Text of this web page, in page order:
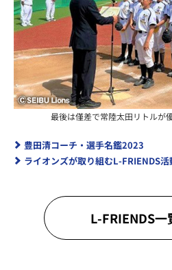
最後は僅差で常陸太田リトルが
豊田清コーチ・選手名鑑2023
ライオンズが取り組むL-FRIENDS活
L-FRIENDS一